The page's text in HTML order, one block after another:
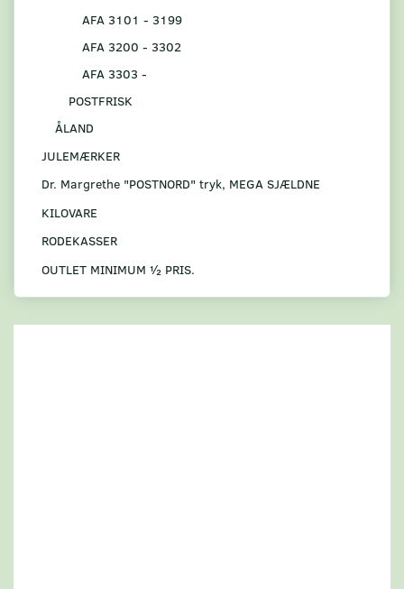
AFA 3101 - 3199
AFA 3200 - 3302
AFA 3303 -
POSTFRISK
ÅLAND
JULEMÆRKER
Dr. Margrethe "POSTNORD" tryk, MEGA SJÆLDNE
KILOVARE
RODEKASSER
OUTLET MINIMUM ½ PRIS.